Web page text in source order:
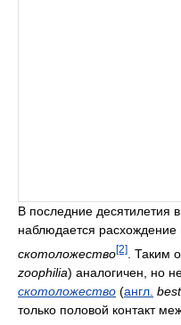
В последние десятилетия
наблюдается расхождение
скотоложество[2] . Таким
zoophilia) аналогичен, но
скотоложество (англ.
только половой контакт